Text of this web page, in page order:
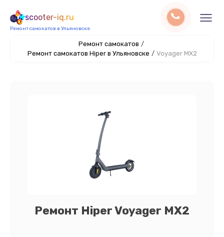
scooter-iq.ru
Ремонт самокатов в Ульяновске
Ремонт самокатов /
Ремонт самокатов Hiper в Ульяновске / Voyager MX2
Ремонт Hiper Voyager MX2